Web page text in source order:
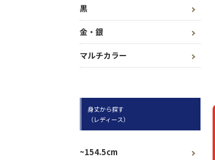
黒
金・銀
マルチカラー
身丈から探す
（レディース）
~154.5cm